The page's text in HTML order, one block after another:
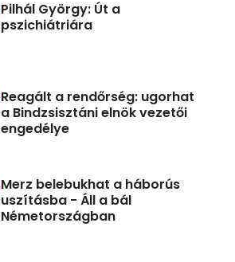
Pilhál György: Út a
pszichiátriára
Reagált a rendőrség: ugorhat
a Bindzsisztáni elnök vezetői
engedélye
Merz belebukhat a háborús
uszításba - Áll a bál
Németországban